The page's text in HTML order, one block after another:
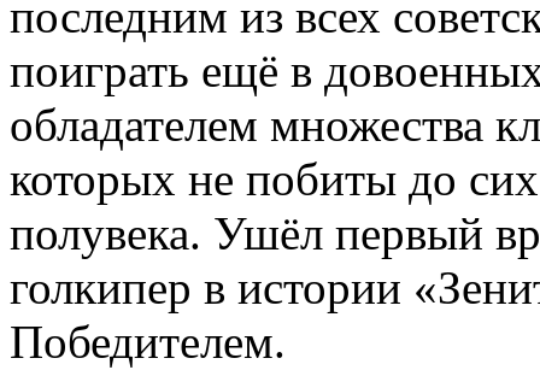
последним из всех
поиграть ещё в
обладателем множества
которых не побиты до
полувека. Ушёл первый
голкипер в истории
Победителем.